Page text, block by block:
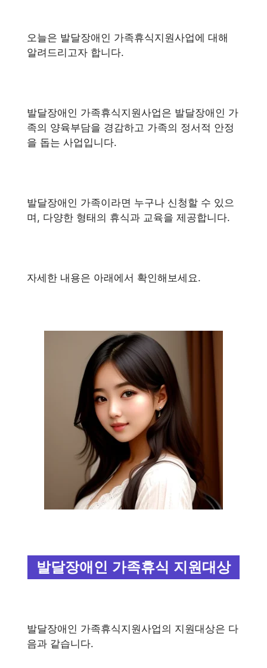
오늘은 발달장애인 가족휴식지원사업에 대해
알려드리고자 합니다.
발달장애인 가족휴식지원사업은 발달장애인 가
족의 양육부담을 경감하고 가족의 정서적 안정
을 돕는 사업입니다.
발달장애인 가족이라면 누구나 신청할 수 있으
며, 다양한 형태의 휴식과 교육을 제공합니다.
자세한 내용은 아래에서 확인해보세요.
발달장애인 가족휴식 지원대상
발달장애인 가족휴식지원사업의 지원대상은 다
음과 같습니다.